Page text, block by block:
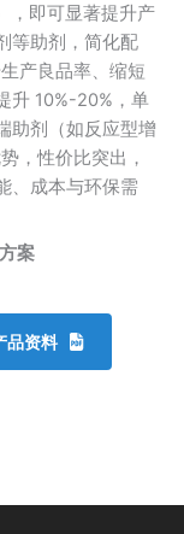
，即可显著提升产
等助剂，简化配
产良品率、缩短
升 10%-20%，单
助剂（如反应型增
，性价比突出，
、成本与环保需
案
品资料